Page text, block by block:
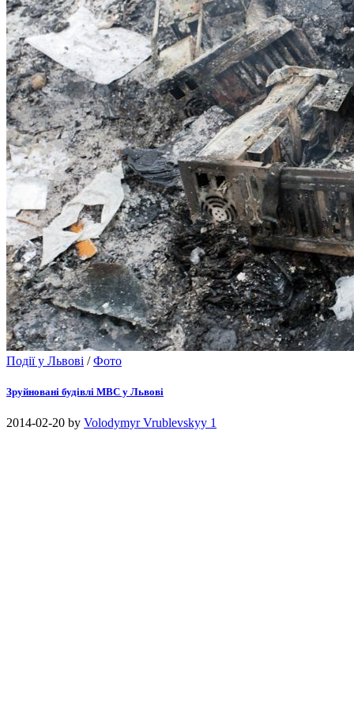
Події у Львові /Фото
Зруйновані будівлі МВС у Львові
2014-02-20 by Volodymyr Vrublevskyy 1